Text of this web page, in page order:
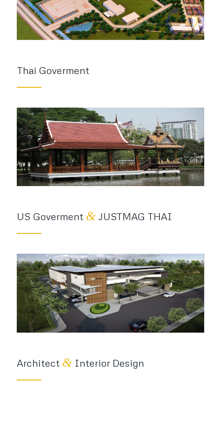
Thai Goverment
US Goverment &JUSTMAG THAI
Architect &Interior Design